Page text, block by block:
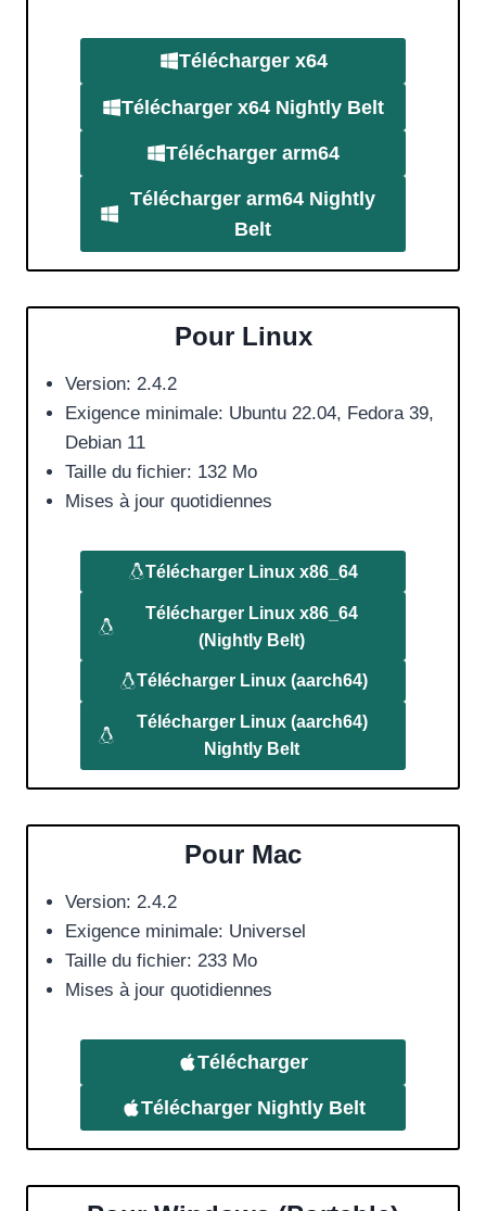
Télécharger x64
Télécharger x64 Nightly Belt
Télécharger arm64
Télécharger arm64 Nightly
Belt
Pour Linux
Version: 2.4.2
Exigence minimale: Ubuntu 22.04, Fedora 39,
Debian 11
Taille du fichier: 132 Mo
Mises à jour quotidiennes
Télécharger Linux x86_64
Télécharger Linux x86_64
(Nightly Belt)
Télécharger Linux (aarch64)
Télécharger Linux (aarch64)
Nightly Belt
Pour Mac
Version: 2.4.2
Exigence minimale: Universel
Taille du fichier: 233 Mo
Mises à jour quotidiennes
Télécharger
Télécharger Nightly Belt